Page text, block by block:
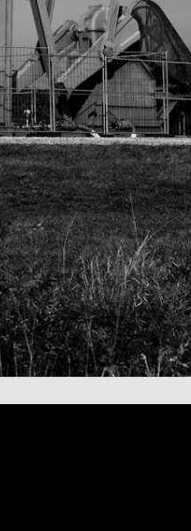
anders
Branche
Und ebenso
Der dabei
well done“
für
sondern
Charakter einer
Mitbewerb
visuellen
und
einem
Die